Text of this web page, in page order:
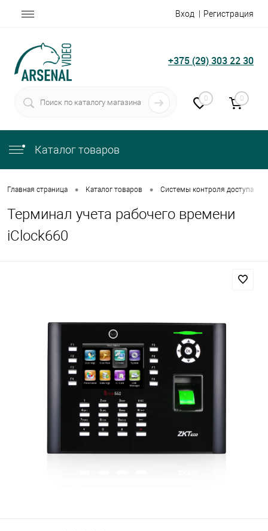
Вход Регистрация
+375 (29) 303 22 30
0 0
Каталог товаров
Главная страница • Каталог товаров • Системы контроля доступа
Терминал учета рабочего времени
iClock660